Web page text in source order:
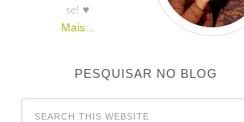
se! ♥
Mais...
PESQUISAR NO BLOG